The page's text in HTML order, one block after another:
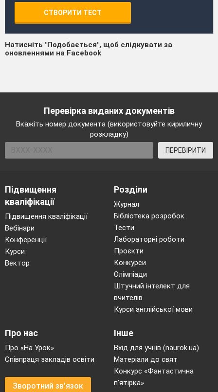
СТВОРИТИ ТЕСТ
Натисніть "Подобається", щоб слідкувати за
оновленнями на Facebook
Перевірка виданих документів
Вкажіть номер документа (використовуйте кириличну
розкладку)
ПЕРЕВІРИТИ
Підвищення
кваліфікації
Підвищення кваліфікації
Вебінари
Конференції
Курси
Вектор
Розділи
Журнал
Бібліотека розробок
Тести
Лабораторні роботи
Проєкти
Конкурси
Олімпіади
Штучний інтелект для
вчителів
Курси англійської мови
Про нас
Про «На Урок»
Співпраця закладів освіти
Зворотний зв'язок
Інше
Вхід для учнів (naurok.ua)
Матеріали до свят
Конкурс «Фантастична
п’ятірка»